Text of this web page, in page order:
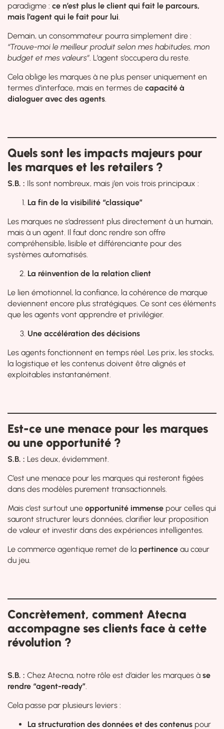
paradigme : ce n’est plus le client qui fait le parcours,
mais l’agent qui le fait pour lui.
Demain, un consommateur pourra simplement dire :
“Trouve-moi le meilleur produit selon mes habitudes, mon
budget et mes valeurs”. L’agent s’occupera du reste.
Cela oblige les marques à ne plus penser uniquement en
termes d’interface, mais en termes de capacité à
dialoguer avec des agents.
Quels sont les impacts majeurs pour
les marques et les retailers ?
S.B. : Ils sont nombreux, mais j’en vois trois principaux :
La fin de la visibilité “classique”
Les marques ne s’adressent plus directement à un humain,
mais à un agent. Il faut donc rendre son offre
compréhensible, lisible et différenciante pour des
systèmes automatisés.
La réinvention de la relation client
Le lien émotionnel, la confiance, la cohérence de marque
deviennent encore plus stratégiques. Ce sont ces éléments
que les agents vont apprendre et privilégier.
Une accélération des décisions
Les agents fonctionnent en temps réel. Les prix, les stocks,
la logistique et les contenus doivent être alignés et
exploitables instantanément.
Est-ce une menace pour les marques
ou une opportunité ?
S.B. : Les deux, évidemment.
C’est une menace pour les marques qui resteront figées
dans des modèles purement transactionnels.
Mais c’est surtout une opportunité immense pour celles qui
sauront structurer leurs données, clarifier leur proposition
de valeur et investir dans des expériences intelligentes.
Le commerce agentique remet de la pertinence au cœur
du jeu.
Concrètement, comment Atecna
accompagne ses clients face à cette
révolution ?
S.B. : Chez Atecna, notre rôle est d’aider les marques à se
rendre “agent-ready”.
Cela passe par plusieurs leviers :
La structuration des données et des contenus pour